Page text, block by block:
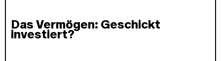
Das Vermögen: Geschickt
investiert?